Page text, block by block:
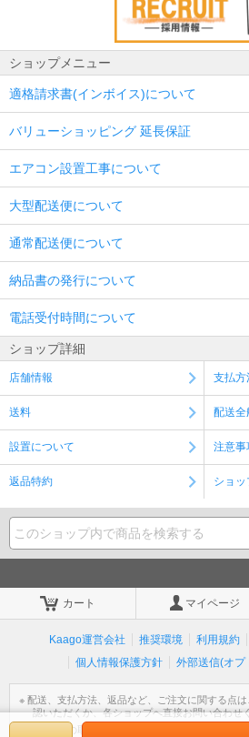
ショップメニュー
適格請求書(インボイス)について
バリューショッピング 延長保証
エアコン設置工事について
大型配送便について
通常配送便について
納品書の発行について
電話受付時間について
ショップ詳細
店舗情報 支払方
送料 配送全
設置について 注意事
返品特約 ショ
カート マイページ
Kaago運営会社 推奨環境 利用規約
個人情報保護方針
外部送信(オプ
※ 配送、支払方法、返品など、ご注文に関する点
認いただくか、各ショップへ直接お問い合わせ
※ 個人情報の取扱いについては